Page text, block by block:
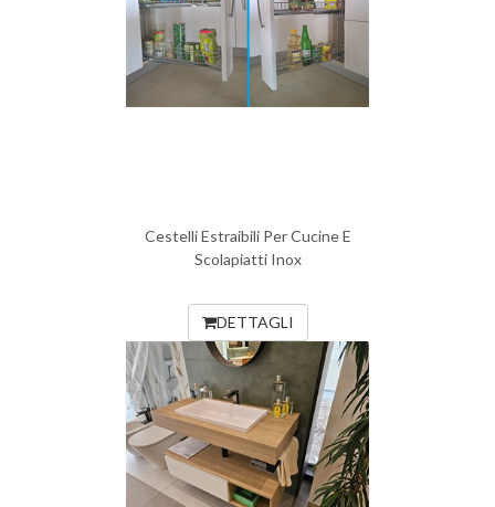
Cestelli Estraibili Per Cucine E
Scolapiatti Inox
DETTAGLI